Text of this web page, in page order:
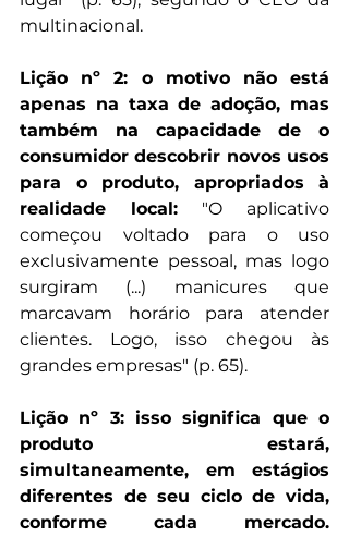
multinacional.
Lição nº 2: o motivo não está
apenas na taxa de adoção, mas
também na capacidade de o
consumidor descobrir novos usos
para o produto, apropriados à
realidade local: "O aplicativo
começou voltado para o uso
exclusivamente pessoal, mas logo
surgiram (...) manicures que
marcavam horário para atender
clientes. Logo, isso chegou às
grandes empresas" (p. 65).
Lição nº 3: isso significa que o
produto estará,
simultaneamente, em estágios
diferentes de seu ciclo de vida,
conforme cada mercado.